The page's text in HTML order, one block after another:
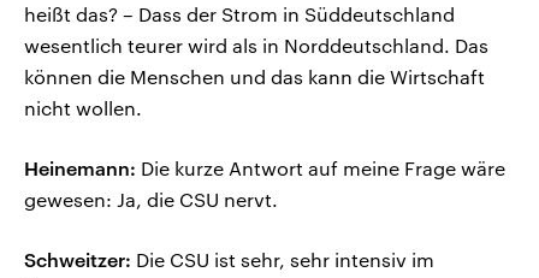
heißt das? – Dass der Strom in Süddeutschland
wesentlich teurer wird als in Norddeutschland. Das
können die Menschen und das kann die Wirtschaft
nicht wollen.
Heinemann: Die kurze Antwort auf meine Frage wäre
gewesen: Ja, die CSU nervt.
Schweitzer: Die CSU ist sehr, sehr intensiv im